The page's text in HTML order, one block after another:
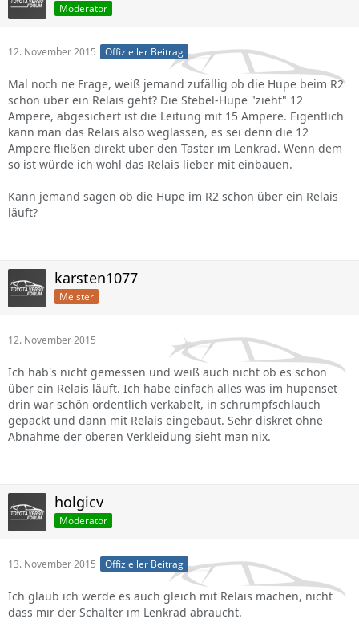
Moderator
12. November 2015 Offizieller Beitrag
Mal noch ne Frage, weiß jemand zufällig ob die Hupe beim R2
schon über ein Relais geht? Die Stebel-Hupe "zieht" 12
Ampere, abgesichert ist die Leitung mit 15 Ampere. Eigentlich
kann man das Relais also weglassen, es sei denn die 12
Ampere fließen direkt über den Taster im Lenkrad. Wenn dem
so ist würde ich wohl das Relais lieber mit einbauen.
Kann jemand sagen ob die Hupe im R2 schon über ein Relais
läuft?
karsten1077
Meister
12. November 2015
Ich hab's nicht gemessen und weiß auch nicht ob es schon
über ein Relais läuft. Ich habe einfach alles was im hupenset
drin war schön ordentlich verkabelt, in schrumpfschlauch
gepackt und dann mit Relais eingebaut. Sehr diskret ohne
Abnahme der oberen Verkleidung sieht man nix.
holgicv
Moderator
13. November 2015 Offizieller Beitrag
Ich glaub ich werde es auch gleich mit Relais machen, nicht
dass mir der Schalter im Lenkrad abraucht.